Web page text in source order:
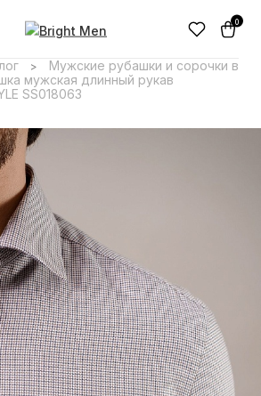
0
>
Мужские рубашки и сорочки в
мужская длинный рукав
SS018063